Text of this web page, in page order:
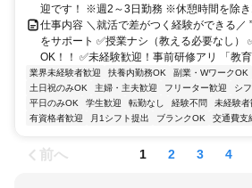
迎です！ ※週2～3日勤務 ※休憩時間を除き
仕事内容 ＼就活で差がつく経験ができる／
をサポート ✅授業ナシ（教える必要なし）
OK！！ ✅未経験歓迎！事前研修アリ 「教
業界未経験者歓迎 扶養内勤務OK 副業・WワークOK
土日祝のみOK
主婦・主夫歓迎 フリーター歓迎 シ
平日のみOK
学生歓迎 転勤なし 経験不問 未経験者
有資格者歓迎
月1シフト提出 ブランクOK 交通費支
前へ 1 2 3 4